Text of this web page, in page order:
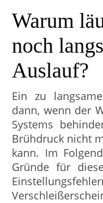
Warum
noch
Auslauf?
Ein zu
dann, wenn der
Systems
Brühdruck nicht
kann. Im
Gründe für